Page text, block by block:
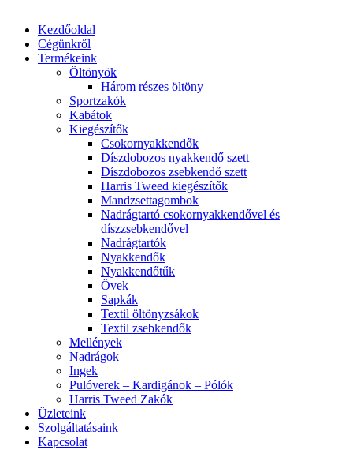
Kezdőoldal
Cégünkről
Termékeink
Öltönyök
Három részes öltöny
Sportzakók
Kabátok
Kiegészítők
Csokornyakkendők
Díszdobozos nyakkendő szett
Díszdobozos zsebkendő szett
Harris Tweed kiegészítők
Mandzsettagombok
Nadrágtartó csokornyakkendővel és
díszzsebkendővel
Nadrágtartók
Nyakkendők
Nyakkendőtűk
Övek
Sapkák
Textil öltönyzsákok
Textil zsebkendők
Mellények
Nadrágok
Ingek
Pulóverek – Kardigánok – Pólók
Harris Tweed Zakók
Üzleteink
Szolgáltatásaink
Kapcsolat